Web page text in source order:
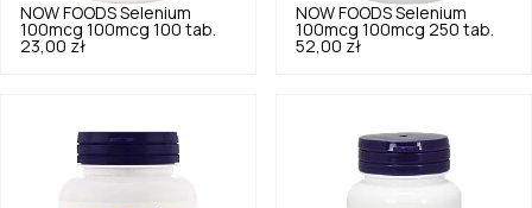
NOW FOODS Selenium
100mcg 100mcg 100 tab.
23,00 zł
NOW FOODS Selenium
100mcg 100mcg 250 tab.
52,00 zł